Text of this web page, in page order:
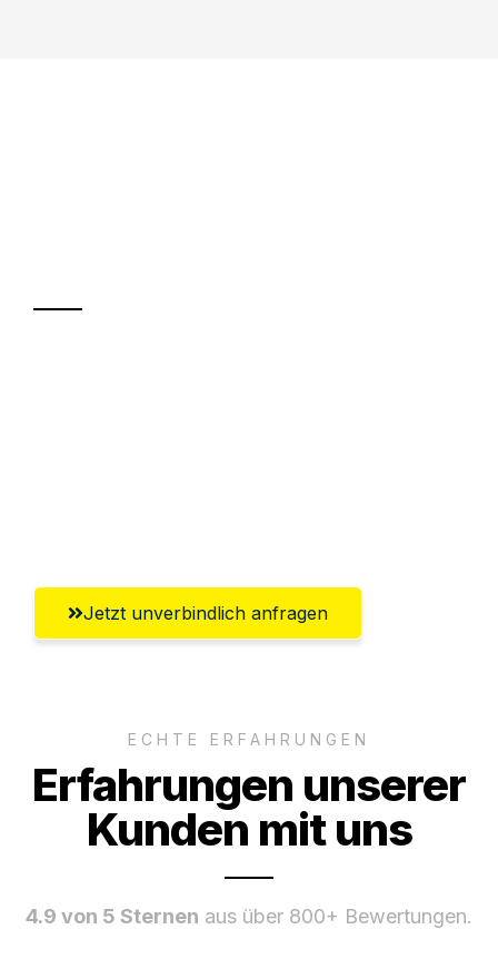
Jetzt unverbindlich anfragen
ECHTE ERFAHRUNGEN
Erfahrungen unserer
Kunden mit uns
4.9 von 5 Sternen aus über 800+ Bewertungen.